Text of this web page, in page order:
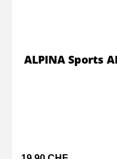
ALPINA Sports